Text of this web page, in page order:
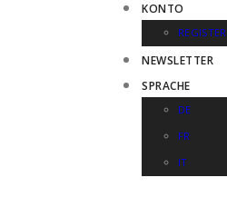
KONTO
REGISTER
NEWSLETTER
SPRACHE
DE
FR
IT